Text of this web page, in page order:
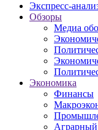
Экспресс-
Обзоры
Медиа
Экономика
Финансы
Аграрный